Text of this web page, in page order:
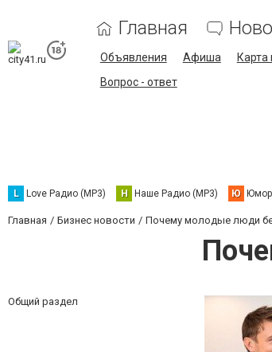
Главная
Объявления Афиша Карта
Вопрос - ответ
L Love Радио (MP3) Н Наше Радио (MP3) Ю
Главная Бизнес новости Почему молодые люди
Общий раздел